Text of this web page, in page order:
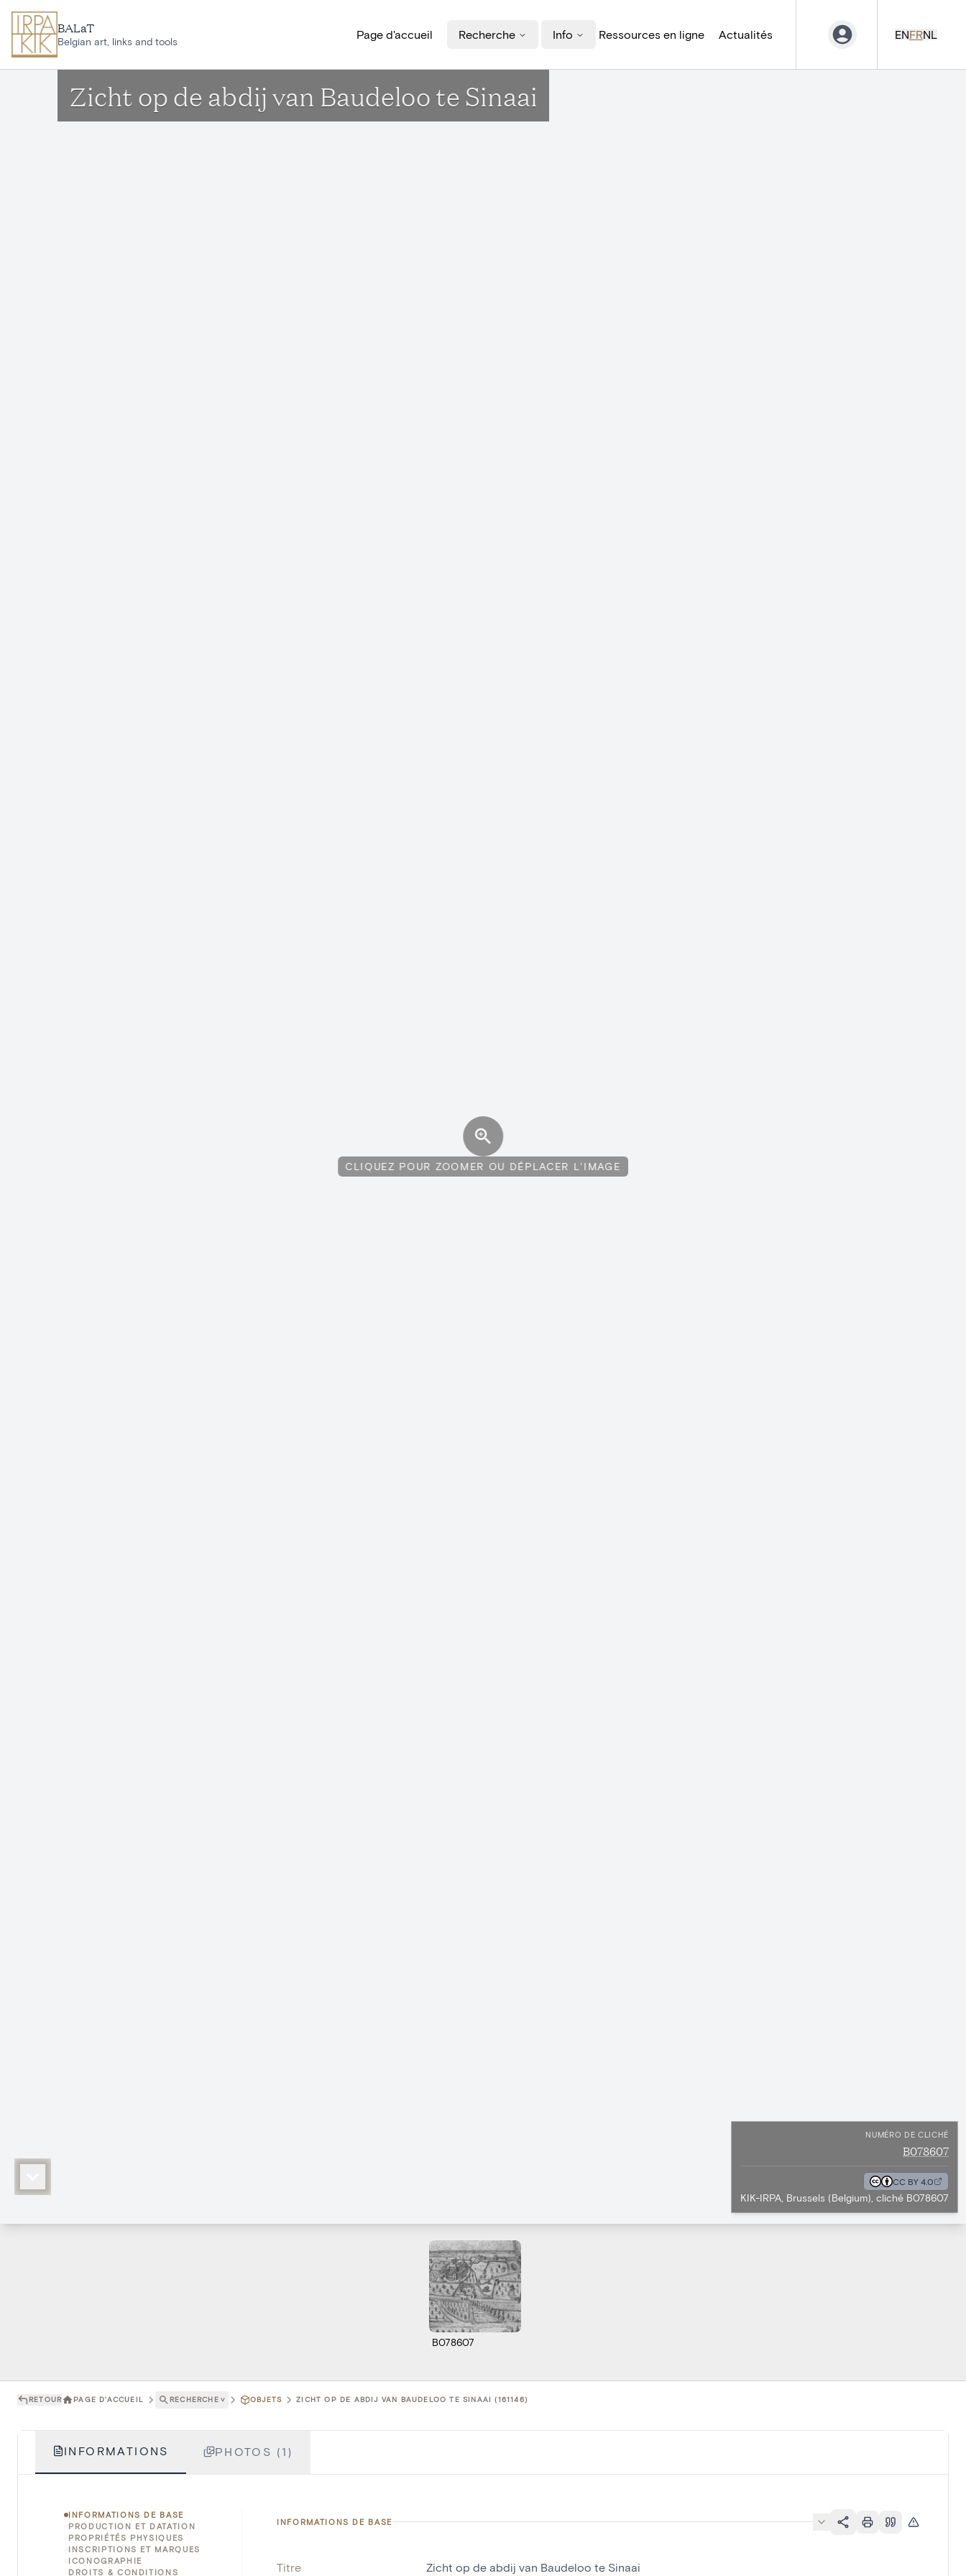
BALaT
Belgian art, links and tools
Page d'accueil Recherche Info Ressources en ligne Actualités ENFRNL
Zicht op de abdij van Baudeloo te Sinaai
CLIQUEZ POUR ZOOMER OU DÉPLACER L'IMAGE
NUMÉRO DE CLICHÉ
B078607
CC BY 4.0
KIK-IRPA, Brussels (Belgium), cliché B078607
B078607
RETOUR PAGE D'ACCUEIL RECHERCHE ˅ OBJETS ZICHT OP DE ABDIJ VAN BAUDELOO TE SINAAI (161146)
INFORMATIONS PHOTOS (1)
INFORMATIONS DE BASE
PRODUCTION ET DATATION
PROPRIÉTÉS PHYSIQUES
INSCRIPTIONS ET MARQUES
ICONOGRAPHIE
DROITS & CONDITIONS
INFORMATIONS DE BASE
Titre Zicht op de abdij van Baudeloo te Sinaai